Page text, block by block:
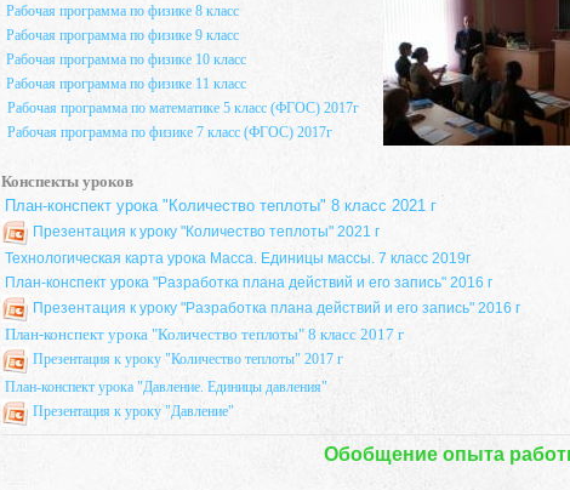
Рабочая программа по физике 8 класс
Рабочая программа по физике 9 класс
Рабочая программа по физике 10 класс
Рабочая программа по физике 11 класс
Рабочая программа по математике 5 класс (ФГОС) 2017г
Рабочая программа по физике 7 класс (ФГОС) 2017г
Конспекты уроков
План-конспект урока "Количество теплоты" 8 класс 2021 г
Презентация к уроку "Количество теплоты" 2021 г
Технологическая карта урока Масса. Единицы массы. 7 класс 2019г
План-конспект урока "Разработка плана действий и его запись" 2016 г
Презентация к уроку "Разработка плана действий и его запись" 2016 г
План-конспект урока "Количество теплоты" 8 класс 2017 г
Презентация к уроку "Количество теплоты" 2017 г
План-конспект урока "Давление. Единицы давления"
Презентация к уроку "Давление"
Обобщение опыта